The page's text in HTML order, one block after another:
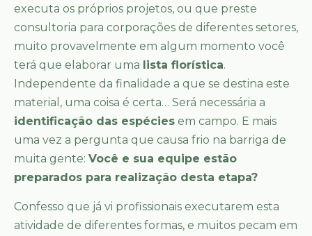
executa os próprios projetos, ou que preste
consultoria para corporações de diferentes setores,
muito provavelmente em algum momento você
terá que elaborar uma lista florística.
Independente da finalidade a que se destina este
material, uma coisa é certa… Será necessária a
identificação das espécies em campo. E mais
uma vez a pergunta que causa frio na barriga de
muita gente: Você e sua equipe estão
preparados para realização desta etapa?
Confesso que já vi profissionais executarem esta
atividade de diferentes formas, e muitos pecam em